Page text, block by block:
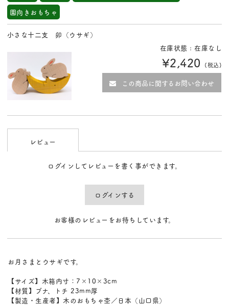
園向きおもちゃ
小さな十二支 卯（ウサギ）
在庫状態 : 在庫なし
¥2,420 (税込)
この商品に関するお問い合わせ
レビュー
ログインしてレビューを書く事ができます。
ログインする
お客様のレビューをお待ちしています。
お月さまとウサギです。
【サイズ】木箱内寸：7×10×3cm
【材質】ブナ、トチ 23mm厚
【製造・生産者】木のおもちゃ杢／日本（山口県）